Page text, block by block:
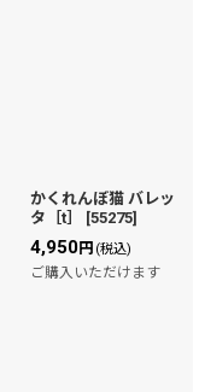
かくれんぼ猫 バレッ
タ［t］
[55275]
4,950円 (税込)
ご購入いただけます